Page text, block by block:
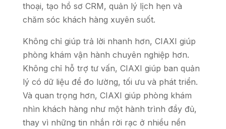
thoại, tạo hồ sơ CRM, quản lý lịch hẹn và
chăm sóc khách hàng xuyên suốt.
Không chỉ giúp trả lời nhanh hơn, CIAXI giúp
phòng khám vận hành chuyên nghiệp hơn.
Không chỉ hỗ trợ tư vấn, CIAXI giúp ban quản
lý có dữ liệu để đo lường, tối ưu và phát triển.
Và quan trọng hơn, CIAXI giúp phòng khám
nhìn khách hàng như một hành trình đầy đủ,
thay vì những tin nhắn rời rạc ở nhiều nền